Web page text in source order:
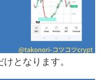
となります。